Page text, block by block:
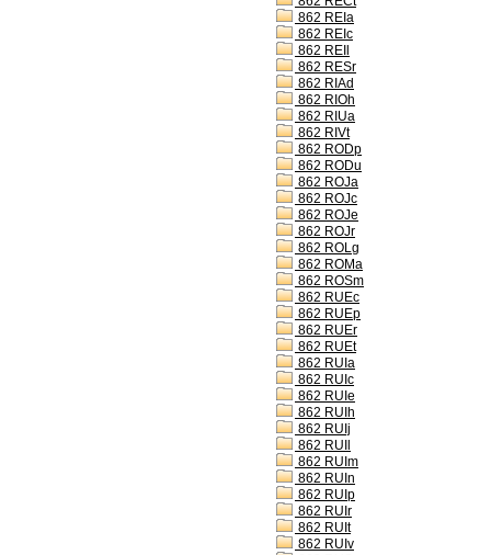
862 REIa
862 REIc
862 REIl
862 RESr
862 RIAd
862 RIOh
862 RIUa
862 RIVt
862 RODp
862 RODu
862 ROJa
862 ROJc
862 ROJe
862 ROJr
862 ROLg
862 ROMa
862 ROSm
862 RUEc
862 RUEp
862 RUEr
862 RUEt
862 RUIa
862 RUIc
862 RUIe
862 RUIh
862 RUIj
862 RUIl
862 RUIm
862 RUIn
862 RUIp
862 RUIr
862 RUIt
862 RUIv